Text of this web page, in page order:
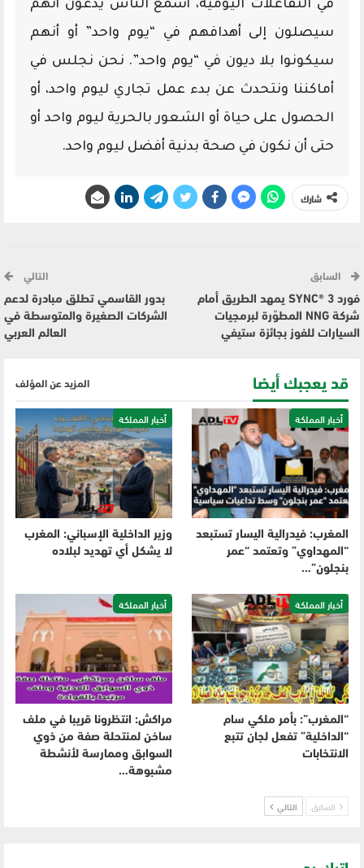
في التفاعلات اليومية، أسمع الناس يدّعون أنهم
سيصلون إلى أهدافهم في “يوم واحد” أو أنهم
سيكونوا بلا ديون في “يوم واحد”. نحن نجلس في
أماكننا ونتحدث عن بدء عمل تجاري ليوم واحد، أو
الحصول على حياة أو الشعور بالحرية ليوم واحد أو
حتى أن نكون في صحة بدنية أفضل ليوم واحد.
شارك
السابق
فورد SYNC® 3 يمهد الطريق أمام
شركة NNG المطوّرة لبرمجيات
السيارات للفوز بجائزة ستيفي
التالي
بدور القاسمي تطلق مبادرة لدعم
الشركات الصغيرة والمتوسطة في
العالم العربي
قد يعجبك أيضا المزيد عن المؤلف
أخبار المملكة
المغرب: فيدرالية اليسار تستبعد
“المهداوي” وتعتمد “عمر
بنجلون”…
أخبار المملكة
وزير الداخلية الإسباني: المغرب
لا يشكل أي تهديد لبلاده
أخبار المملكة
“المغرب”: بأمر ملكي سام
“الداخلية” تفعل لجان تتبع
الانتخابات
أخبار المملكة
مراكش: انتظرونا قريبا في ملف
ساخن لمنتحلة صفة من ذوي
السوابق وممارسة لأنشطة
مشبوهة…
السابق التالي